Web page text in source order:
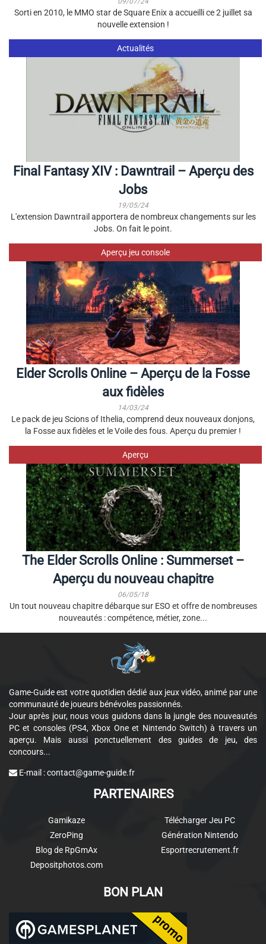
Sorti en 2010, le MMO star de Square Enix a accueilli ce 2 juillet sa
nouvelle extension !
Actualités
Final Fantasy XIV : Dawntrail – Aperçu des
Jobs
19/05/24
L'extension Dawntrail apportera de nombreux changements sur les
Jobs. On fait le point.
Aperçu jeu console
Elder Scrolls Online – Aperçu de la Fosse
aux fidèles
14/03/24
Le pack de jeu Scions of Ithelia, comprend deux nouveaux donjons,
la Fosse aux fidèles et le Voile des fous. Aperçu du premier !
Aperçu
The Elder Scrolls Online : Summerset –
Aperçu du nouveau chapitre
06/05/18
Un tout nouveau chapitre débarque sur ESO et offre de nombreuses
nouveautés : compétence, métier, zone...
Game-Guide est votre quotidien dédié aux jeux vidéo, animé par une
communauté de joueurs bénévoles passionnés.
Jour après jour, nous vous guidons dans la jungle des nouveautés
PC et consoles (PS4, Xbox One et Nintendo Switch) à travers un
aperçu. Mais aussi ponctuellement des guides de jeu, des
concours...
E-mail :contact@game-guide.fr
PARTENAIRES
Gamikaze
ZeroPing
Blog de RpGmAx
Depositphotos.com
Télécharger Jeu PC
Génération Nintendo
Esportrecrutement.fr
BON PLAN